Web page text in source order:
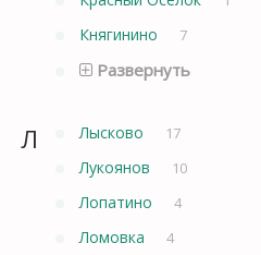
Княгинино 7
Развернуть
Л Лысково 17
Лукоянов 10
Лопатино 4
Ломовка 4